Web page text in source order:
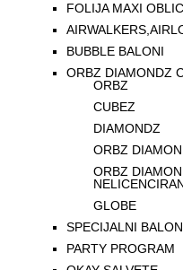
FOLIJA MAXI
BUBBLE BALONI
ORBZ DIAMONDZ
ORBZ
CUBEZ
DIAMONDZ
ORBZ
ORBZ
GLOBE
SPECIJALNI
PARTY PROGRAM